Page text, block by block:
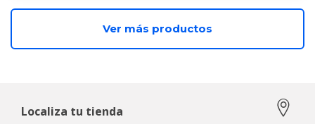
Ver más productos
Localiza tu tienda